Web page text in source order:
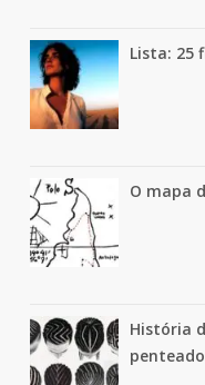
Lista: 25
O mapa
História